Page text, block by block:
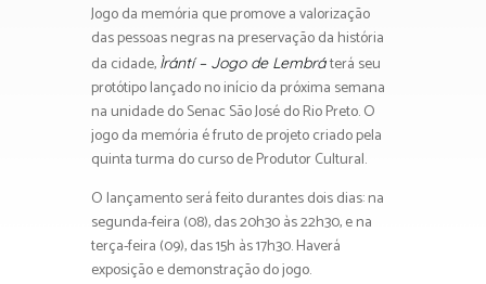
Jogo da memória que promove a valorização
das pessoas negras na preservação da história
da cidade, Ìrántí – Jogo de Lembráterá seu
protótipo lançado no início da próxima semana
na unidade do Senac São José do Rio Preto. O
jogo da memória é fruto de projeto criado pela
quinta turma do curso de Produtor Cultural.
O lançamento será feito durantes dois dias: na
segunda-feira (08), das 20h30 às 22h30, e na
terça-feira (09), das 15h às 17h30. Haverá
exposição e demonstração do jogo.